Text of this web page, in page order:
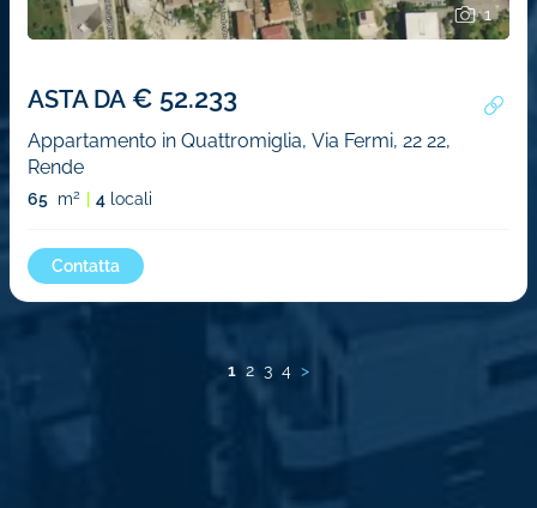
1
ASTA DA € 52.233
Appartamento in Quattromiglia, Via Fermi, 22 22,
Rende
65 m2 4 locali
Contatta
1 2 3 4 >